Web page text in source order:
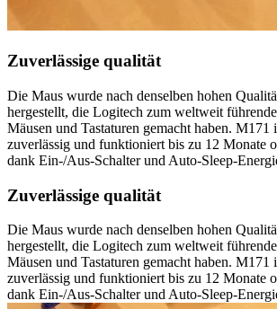
Zuverlässige qualität
Die Maus wurde nach denselben hohen
hergestellt, die Logitech zum weltweit
Mäusen und Tastaturen gemacht haben. M171
zuverlässig und funktioniert bis zu 12 Monate
dank Ein-/Aus-Schalter und Auto-Sleep-
Zuverlässige qualität
Die Maus wurde nach denselben hohen
hergestellt, die Logitech zum weltweit
Mäusen und Tastaturen gemacht haben. M171
zuverlässig und funktioniert bis zu 12 Monate
dank Ein-/Aus-Schalter und Auto-Sleep-